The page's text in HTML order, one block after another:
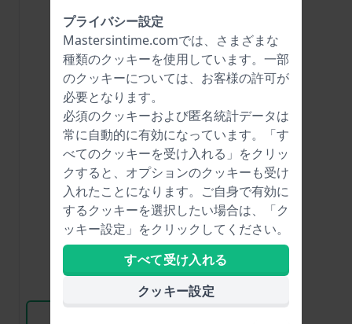
Renata
R335
$6.-
● 在庫あり
比較
プライバシー設定
Mastersintime.comでは、さまざまな
種類のクッキーを使用しています。一部
のクッキーについては、お客様の許可が
必要となります。
必須のクッキーおよび匿名統計データは
常に自動的に有効になっています。「す
べてのクッキーを受け入れる」をクリッ
クすると、オプションのクッキーも受け
入れたことになります。ご自身で有効に
するクッキーを選択したい場合は、「ク
ッキー設定」をクリックしてください。
すべて受け入れる
クッキー設定